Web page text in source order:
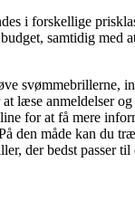
i forskellige
samtidig med
svømmebrillerne,
læse anmeldelser og
for at få mere
den måde kan du
der bedst passer til